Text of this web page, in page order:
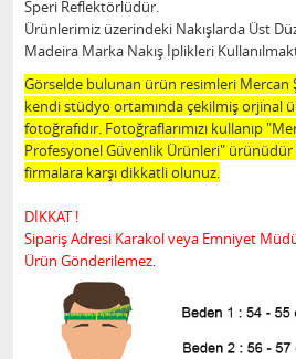
Speri Reflektörlüdür.
Ürünlerimiz üzerindeki Nakışlarda Üst
Madeira Marka Nakış İplikleri
Görselde bulunan ürün resimleri Mercan
kendi stüdyo ortamında çekilmiş orjinal
fotoğrafıdır. Fotoğraflarımızı kullanıp
Profesyonel Güvenlik Ürünleri"
firmalara karşı dikkatli olunuz.
DİKKAT !
Sipariş Adresi Karakol veya Emniyet
Ürün Gönderilemez.